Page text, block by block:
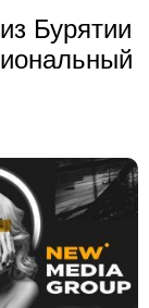
Бурятии